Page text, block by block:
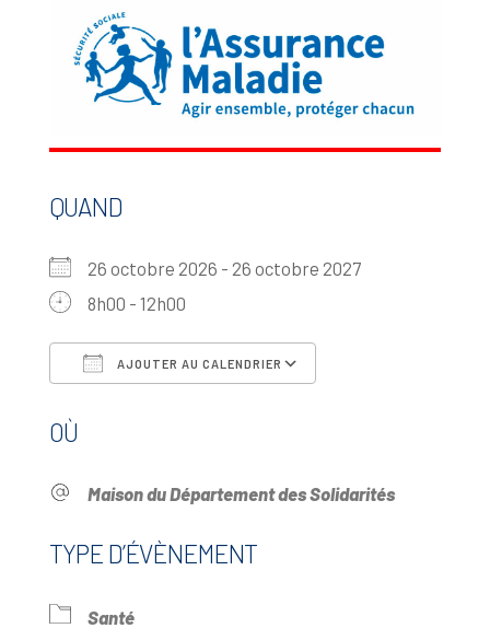
QUAND
26 octobre 2026 - 26 octobre 2027
8h00 - 12h00
AJOUTER AU CALENDRIER
OÙ
Maison du Département des Solidarités
TYPE D’ÉVÈNEMENT
Santé